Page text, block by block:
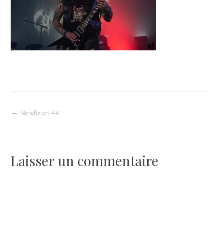
Navigation
l’article
Venefixion-44
Laisser un commentaire